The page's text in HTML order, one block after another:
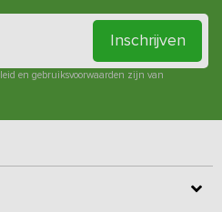
Inschrijven
en gebruiksvoorwaarden zijn van